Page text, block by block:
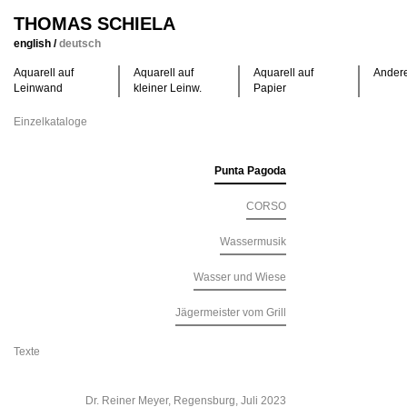
THOMAS SCHIELA
english /deutsch
Aquarell auf
Leinwand
Aquarell auf
kleiner Leinw.
Aquarell auf
Papier
Einzelkataloge
Punta Pagoda
CORSO
Wassermusik
Wasser und Wiese
Jägermeister vom Grill
Texte
Dr. Reiner Meyer, Regensburg, Juli 2023